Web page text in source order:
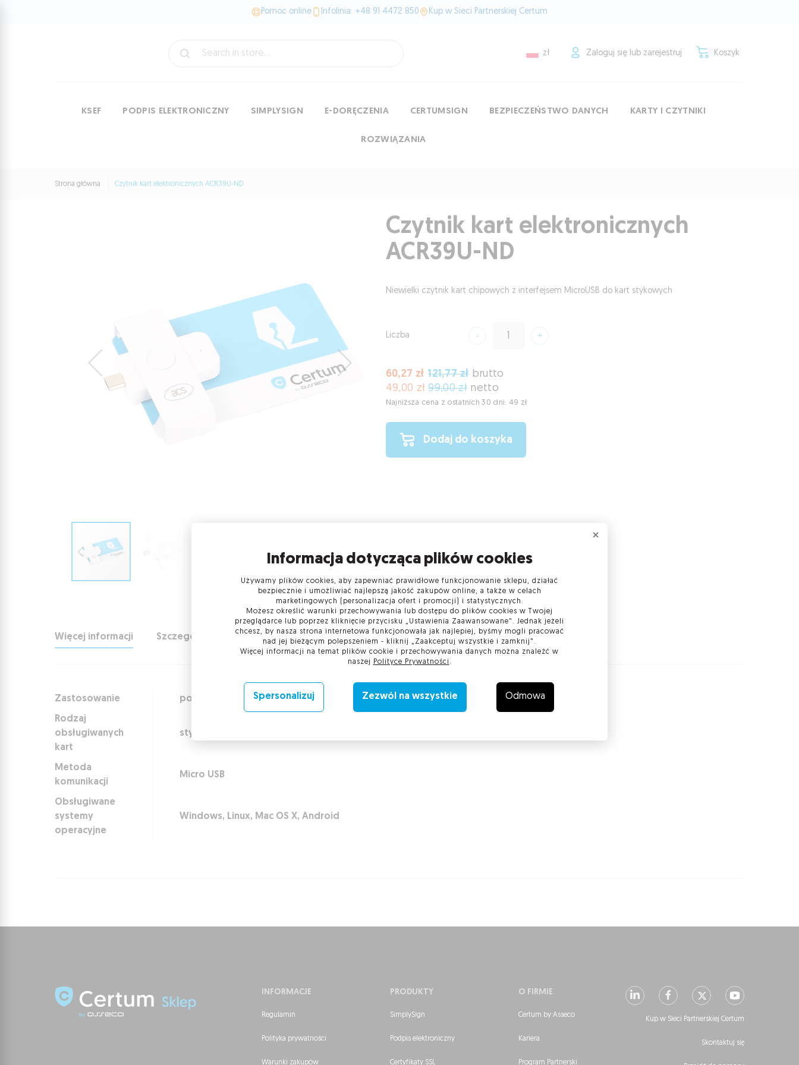
Pomoc online Infolinia: +48 91 4472 850 Kup w Sieci Partnerskiej Certum
zł Koszyk
Zaloguj się lub zarejestruj
KSEF PODPIS ELEKTRONICZNY SIMPLYSIGN E-DORĘCZENIA CERTUMSIGN BEZPIECZEŃSTWO DANYCH KARTY I CZYTNIKI
ROZWIĄZANIA
Strona główna Czytnik kart elektronicznych ACR39U-ND
Czytnik kart elektronicznych
ACR39U-ND
Niewielki czytnik kart chipowych z interfejsem MicroUSB do kart stykowych
60,27 zł
49,00 zł
121,77 złbrutto
99,00 złnetto
Najniższa cena z ostatnich 30 dni: 49 zł
Dodaj do koszyka
Liczba
Więcej informacji
Zastosowanie podpis elektroniczny , karty inteligentne
Rodzaj
obsługiwanych
kart
stykowa Standard
Metoda
komunikacji
Micro USB
Obsługiwane
systemy
operacyjne
Windows, Linux, Mac OS X, Android
Szczegóły Zastosowanie Cechy Parametry techniczne Deklaracja zgodności
INFORMACJE
Regulamin
Polityka prywatności
Warunki zakupów
PRODUKTY
SimplySign
Podpis elektroniczny
Certyfikaty SSL
O FIRMIE
Certum by Asseco
Kariera
Program Partnerski
Kup w Sieci Partnerskiej Certum
Skontaktuj się
Informacja dotycząca plików cookies
Używamy plików cookies, aby zapewniać prawidłowe funkcjonowanie sklepu, działać
bezpiecznie i umożliwiać najlepszą jakość zakupów online, a także w celach
marketingowych (personalizacja ofert i promocji) i statystycznych.
Możesz określić warunki przechowywania lub dostępu do plików cookies w Twojej
przeglądarce lub poprzez kliknięcie przycisku „Ustawienia Zaawansowane". Jednak jeżeli
chcesz, by nasza strona internetowa funkcjonowała jak najlepiej, byśmy mogli pracować
nad jej bieżącym polepszeniem - kliknij „Zaakceptuj wszystkie i zamknij".
Więcej informacji na temat plików cookie i przechowywania danych można znaleźć w
naszej
Polityce Prywatności .
Spersonalizuj Zezwól na wszystkie Odmowa